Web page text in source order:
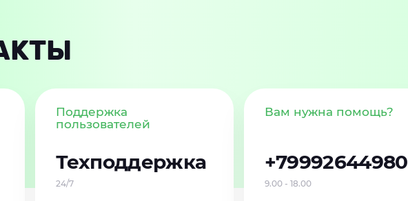
Поддержка
пользователей
Техподдержка
24/7
Вам нужна помощь?
+79992644980
9.00 - 18.00